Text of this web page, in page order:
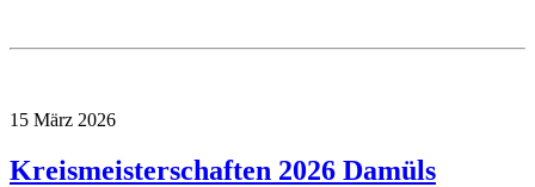
15 März 2026
Kreismeisterschaften 2026 Damüls